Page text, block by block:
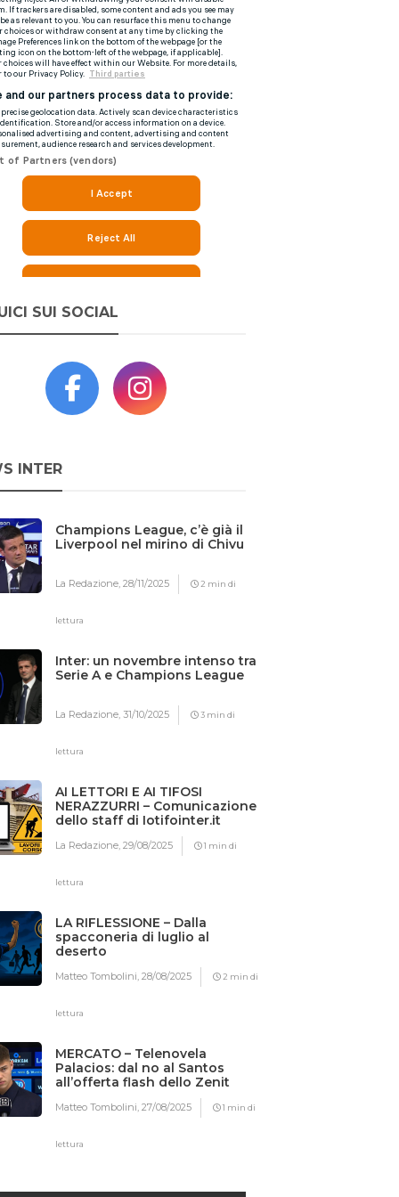
SUI SOCIAL
INTER
Champions League, c’è già il
Liverpool nel mirino di Chivu
La Redazione,28/11/2025 2 min di
lettura
Inter: un novembre intenso tra
Serie A e Champions League
La Redazione,31/10/2025 3 min di
lettura
AI LETTORI E AI TIFOSI
NERAZZURRI – Comunicazione
dello staff di Iotifointer.it
La Redazione,29/08/2025 1 min di
lettura
LA RIFLESSIONE – Dalla
spacconeria di luglio al
deserto
Matteo Tombolini,28/08/2025 2 min di
lettura
MERCATO – Telenovela
Palacios: dal no al Santos
all’offerta flash dello Zenit
Matteo Tombolini,27/08/2025 1 min di
lettura